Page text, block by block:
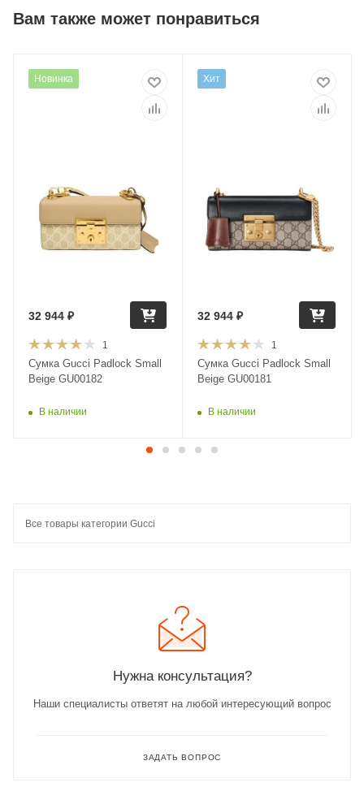
Вам также может понравиться
Новинка
1
Сумка Gucci Padlock Small
Beige GU00182
В наличии
32 944 ₽
Хит
1
Сумка Gucci Padlock Small
Beige GU00181
В наличии
32 944 ₽
Все товары категории Gucci
Нужна консультация?
Наши специалисты ответят на любой интересующий вопрос
ЗАДАТЬ ВОПРОС